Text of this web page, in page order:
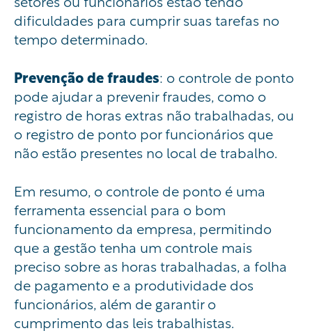
dificuldades para cumprir suas tarefas no
tempo determinado.
Prevenção de fraudes: o controle de ponto
pode ajudar a prevenir fraudes, como o
registro de horas extras não trabalhadas, ou
o registro de ponto por funcionários que
não estão presentes no local de trabalho.
Em resumo, o controle de ponto é uma
ferramenta essencial para o bom
funcionamento da empresa, permitindo
que a gestão tenha um controle mais
preciso sobre as horas trabalhadas, a folha
de pagamento e a produtividade dos
funcionários, além de garantir o
cumprimento das leis trabalhistas.